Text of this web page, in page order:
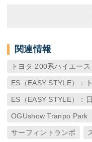
関連情報
トヨタ 200系ハイエース
ES（EASY STYLE）：
ES（EASY STYLE）：
OGUshow Tranpo Park
サーフィントランポ